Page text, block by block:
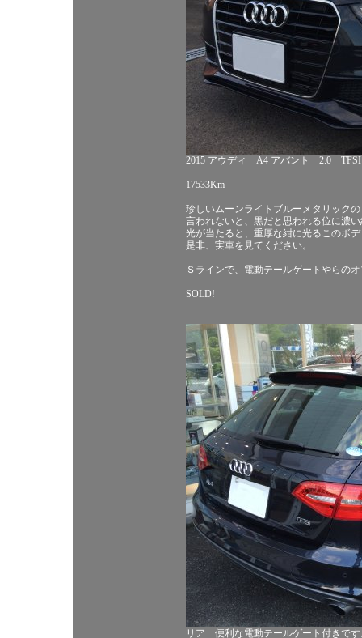
2015 アウディ A4 アバント 2.0 TFSI
17533Km
珍しいムーンライトブルーメタリック
言われないと、黒だと思われる位に濃
光が当たると、重厚な紺に光るこのボ
是非、実車を見てください。
Ｓラインで、電動テールゲートやらの
SOLD!
リア 便利な電動テールゲート付きです